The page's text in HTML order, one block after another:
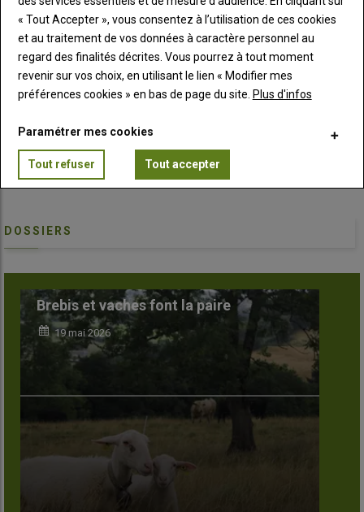
13 mai 2026
Loire : « J’ai trouvé un compromis entre
héritage et modernisation de l’exploitation
familiale »
Le pastoralisme résiste et gagne du terrain
08 juillet 2026
DOSSIERS
et vaches font la paire
mai 2026 16 mars
« Tout Accepter », vous consentez à l’utilisation de ces cookies
et au traitement de vos données à caractère personnel au
regard des finalités décrites. Vous pourrez à tout moment
revenir sur vos choix, en utilisant le lien « Modifier mes
préférences cookies » en bas de page du site. Plus d'infos
Paramétrer mes cookies
Tout refuser Tout accepter